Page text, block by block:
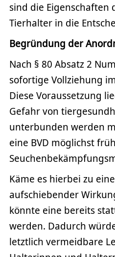
sind die Eigenschaften
Tierhalter in die
Begründung der
Nach § 80 Absatz 2
sofortige Vollziehung
Diese Voraussetzung
Gefahr von
unterbunden werden
eine BVD möglichst
Käme es hierbei zu
aufschiebender
könnte eine bereits
werden. Dadurch
letztlich vermeidbare